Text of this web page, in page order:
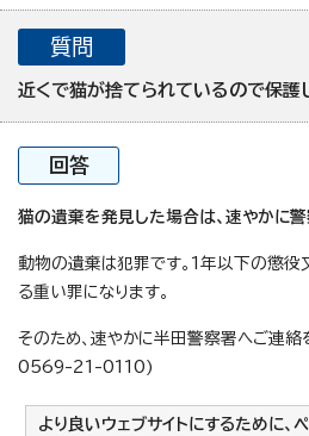
質問
近くで猫が捨てられているので保護
回答
猫の遺棄を発見した場合は、速やかに警
動物の遺棄は犯罪です。1年以下の懲
る重い罪になります。
そのため、速やかに半田警察署へご連絡
0569-21-0110)
より良いウェブサイトにするために